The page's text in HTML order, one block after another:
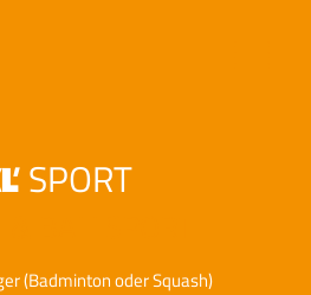
'SPORT
(Badminton oder Squash)